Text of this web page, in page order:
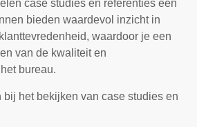
case studies en referenties een
bieden waardevol inzicht in
waardoor je een
van de kwaliteit en
bureau.
het bekijken van case studies en